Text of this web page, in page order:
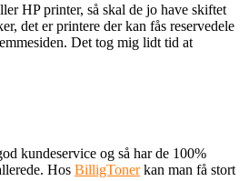
HP printer, så skal de jo have skiftet
det er printere der kan fås reservedele
Det tog mig lidt tid at
kundeservice og så har de 100%
Hos BilligTonerkan man få stort